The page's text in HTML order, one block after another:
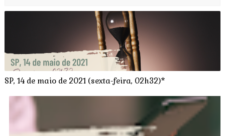
SP, 14 de maio de 2021 (sexta-feira, 02h32)*